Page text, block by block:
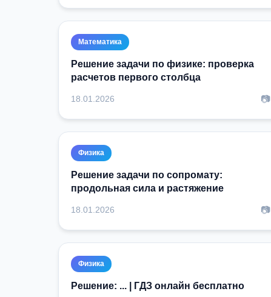
Математика
Решение задачи по физике: проверка
расчетов первого столбца
18.01.2026 📷
Физика
Решение задачи по сопромату:
продольная сила и растяжение
18.01.2026 📷
Физика
Решение: ... | ГДЗ онлайн бесплатно